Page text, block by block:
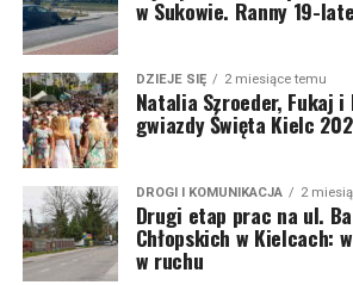
w Sukowie. Ranny 19-
DZIEJE SIĘ 2 miesiące temu
Natalia Szroeder, Fukaj i
gwiazdy Święta Kielc
DROGI I KOMUNIKACJA 2
Drugi etap prac na ul.
Chłopskich w Kielcach:
w ruchu